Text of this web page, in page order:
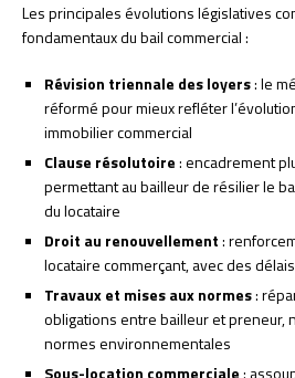
Les principales évolutions législatives
fondamentaux du bail commercial :
Révision triennale des loyers: le
réformé pour mieux refléter
immobilier commercial
Clause résolutoire: encadrement
permettant au bailleur de résilier le
du locataire
Droit au renouvellement:
locataire commerçant, avec des
Travaux et mises aux normes:
obligations entre bailleur et preneur,
normes environnementales
Sous-location commerciale: